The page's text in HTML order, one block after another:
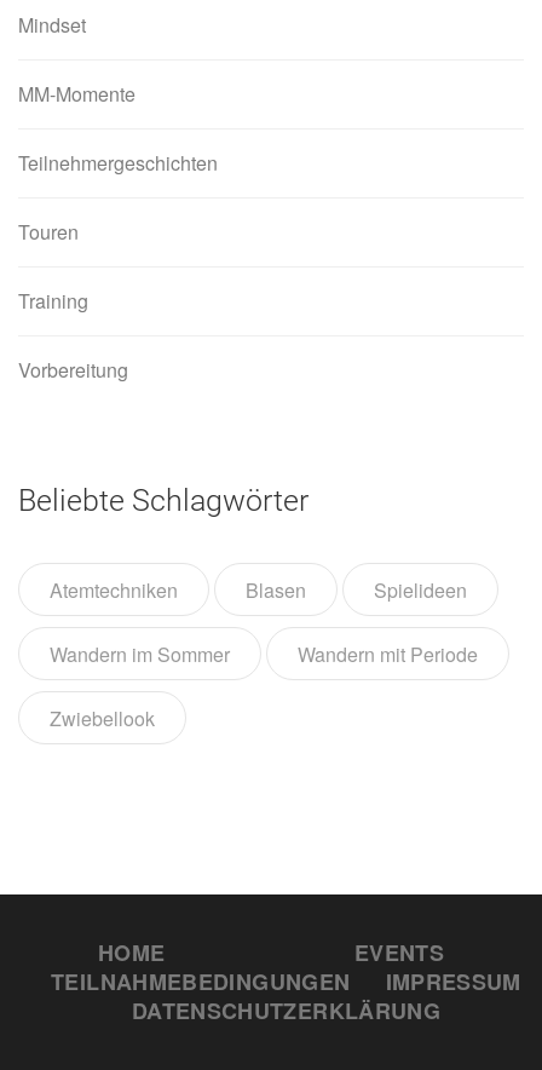
Mindset
MM-Momente
Teilnehmergeschichten
Touren
Training
Vorbereitung
Beliebte Schlagwörter
Atemtechniken Blasen Spielideen
Wandern im Sommer Wandern mit Periode
Zwiebellook
HOME
EVENTS
TEILNAHMEBEDINGUNGEN
IMPRESSUM
DATENSCHUTZERKLÄRUNG